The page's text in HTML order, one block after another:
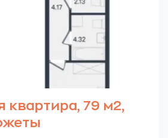
квартира, 79 м2,